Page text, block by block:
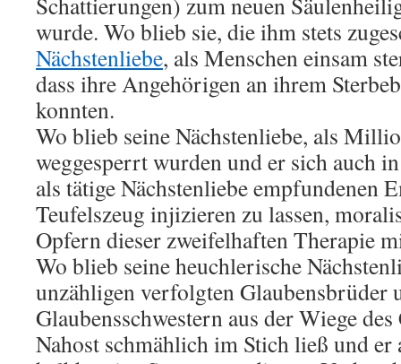
wurde. Wo blieb sie, die ihm stets
Nächstenliebe, als Menschen einsam
dass ihre Angehörigen an ihrem
konnten.
Wo blieb seine Nächstenliebe, als
weggesperrt wurden und er sich auch
als tätige Nächstenliebe empfundenen
Teufelszeug injizieren zu lassen,
Opfern dieser zweifelhaften Therapie
Wo blieb seine heuchlerische
unzähligen verfolgten Glaubensbrüder
Glaubensschwestern aus der Wiege
Nahost schmählich im Stich ließ und er